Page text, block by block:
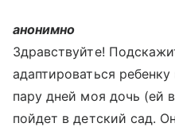
анонимно
Здравствуйте!
адаптироваться
пару дней моя дочь (ей
пойдет в детский сад.